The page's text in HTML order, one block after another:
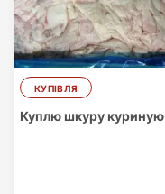
КУПІВЛЯ
Куплю шкуру куриную